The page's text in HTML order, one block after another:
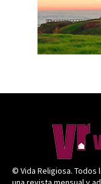
© Vida Religiosa.